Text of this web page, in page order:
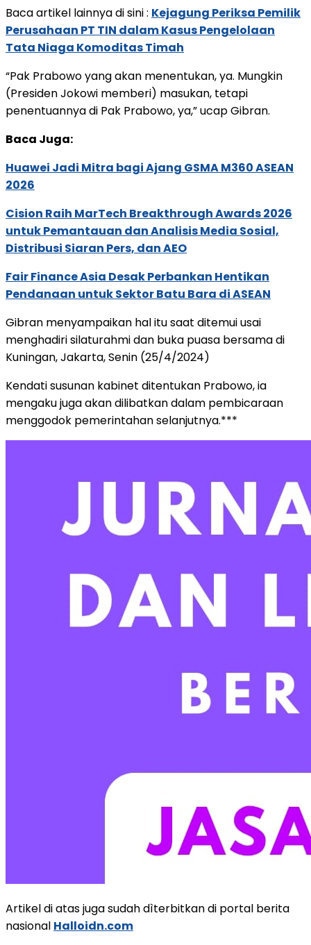
Baca artikel lainnya di sini : Kejagung Periksa Pemilik
Perusahaan PT TIN dalam Kasus Pengelolaan
Tata Niaga Komoditas Timah
“Pak Prabowo yang akan menentukan, ya. Mungkin
(Presiden Jokowi memberi) masukan, tetapi
penentuannya di Pak Prabowo, ya,” ucap Gibran.
Baca Juga:
Huawei Jadi Mitra bagi Ajang GSMA M360 ASEAN
2026
Cision Raih MarTech Breakthrough Awards 2026
untuk Pemantauan dan Analisis Media Sosial,
Distribusi Siaran Pers, dan AEO
Fair Finance Asia Desak Perbankan Hentikan
Pendanaan untuk Sektor Batu Bara di ASEAN
Gibran menyampaikan hal itu saat ditemui usai
menghadiri silaturahmi dan buka puasa bersama di
Kuningan, Jakarta, Senin (25/4/2024)
Kendati susunan kabinet ditentukan Prabowo, ia
mengaku juga akan dilibatkan dalam pembicaraan
menggodok pemerintahan selanjutnya.***
Artikel di atas juga sudah dìterbitkan di portal berita
nasional Halloidn.com